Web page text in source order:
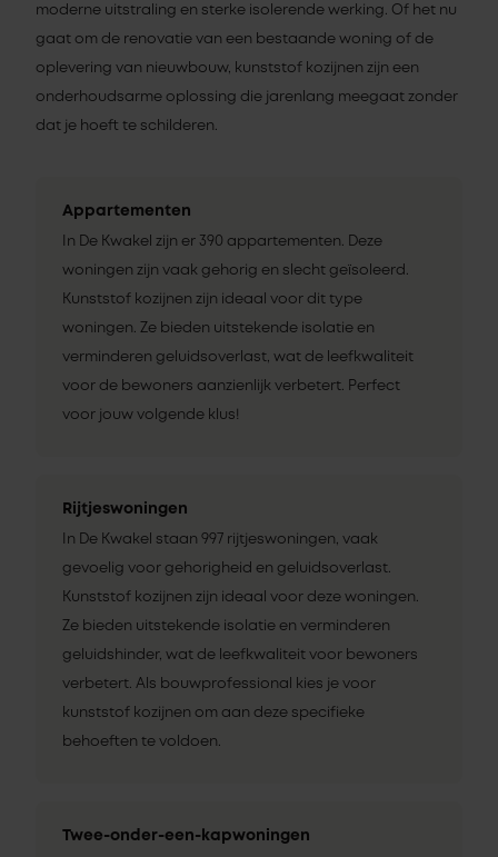
moderne uitstraling en sterke isolerende werking. Of het nu
gaat om de renovatie van een bestaande woning of de
oplevering van nieuwbouw, kunststof kozijnen zijn een
onderhoudsarme oplossing die jarenlang meegaat zonder
dat je hoeft te schilderen.
Appartementen
In De Kwakel zijn er 390 appartementen. Deze
woningen zijn vaak gehorig en slecht geïsoleerd.
Kunststof kozijnen zijn ideaal voor dit type
woningen. Ze bieden uitstekende isolatie en
verminderen geluidsoverlast, wat de leefkwaliteit
voor de bewoners aanzienlijk verbetert. Perfect
voor jouw volgende klus!
Rijtjeswoningen
In De Kwakel staan 997 rijtjeswoningen, vaak
gevoelig voor gehorigheid en geluidsoverlast.
Kunststof kozijnen zijn ideaal voor deze woningen.
Ze bieden uitstekende isolatie en verminderen
geluidshinder, wat de leefkwaliteit voor bewoners
verbetert. Als bouwprofessional kies je voor
kunststof kozijnen om aan deze specifieke
behoeften te voldoen.
Twee-onder-een-kapwoningen